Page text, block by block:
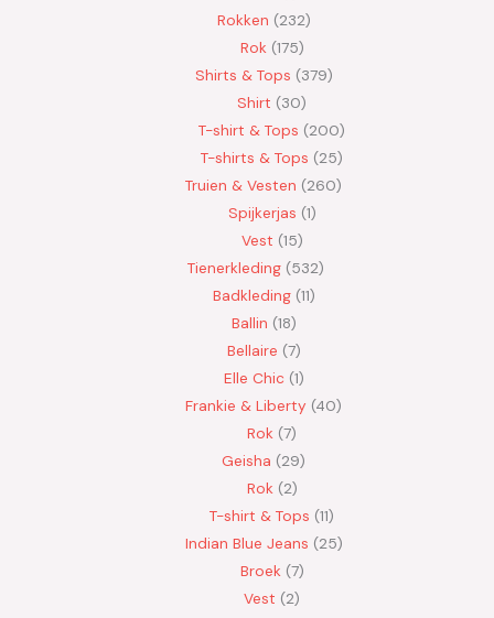
Rokken 232
Rok 175
Shirts & Tops 379
Shirt
30
T-shirt & Tops
200
T-shirts & Tops
25
Truien & Vesten
260
Spijkerjas 1
Vest 15
Tienerkleding 532
Badkleding 11
Ballin 18
Bellaire 7
Elle Chic 1
Frankie & Liberty 40
Rok 7
Geisha
29
Rok 2
T-shirt & Tops 11
Indian Blue Jeans 25
Broek 7
Vest
2